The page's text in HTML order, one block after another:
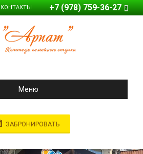
КОНТАКТЫ +7 (978) 759-36-27
Меню
ЗАБРОНИРОВАТЬ